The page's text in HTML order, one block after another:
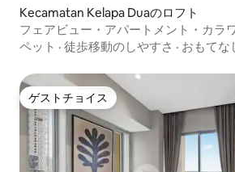
Kecamatan Kelapa Duaのロフト
フェアビュー・アパートメント・カラ
ペット · 徒歩移動のしやすさ · おもてな
ゲストチョイス
ゲストチョイス